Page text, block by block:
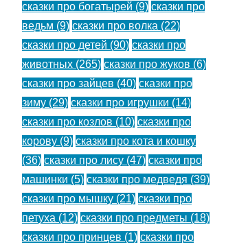
сказки про богатырей (9) сказки про
ведьм (9) сказки про волка (22)
сказки про детей (90) сказки про
животных (265) сказки про жуков (6)
сказки про зайцев (40) сказки про
зиму (29) сказки про игрушки (14)
сказки про козлов (10) сказки про
корову (9) сказки про кота и кошку
(36) сказки про лису (47) сказки про
машинки (5) сказки про медведя (39)
сказки про мышку (21) сказки про
петуха (12) сказки про предметы (18)
сказки про принцев (1) сказки про